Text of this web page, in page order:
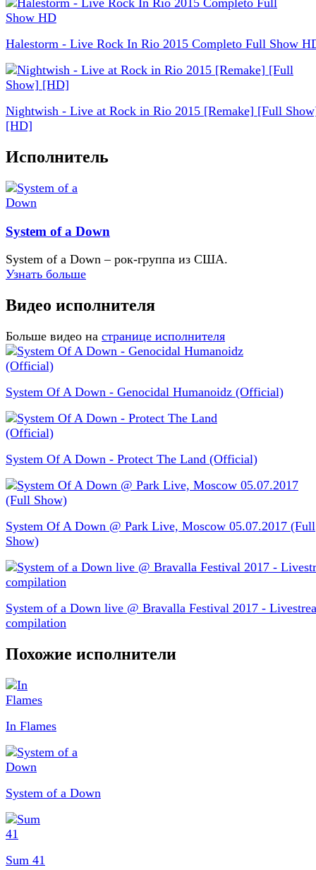
Halestorm - Live Rock In Rio 2015 Completo Full Show
Nightwish - Live at Rock in Rio 2015 [Remake] [Full
[HD]
Исполнитель
System of a Down
System of a Down – рок-группа из США.
Узнать больше
Видео исполнителя
Больше видео на странице исполнителя
System Of A Down - Genocidal Humanoidz (Official)
System Of A Down - Protect The Land (Official)
System Of A Down @ Park Live, Moscow 05.07.2017 (Full
Show)
System of a Down live @ Bravalla Festival 2017 -
compilation
Похожие исполнители
In Flames
System of a Down
Sum 41